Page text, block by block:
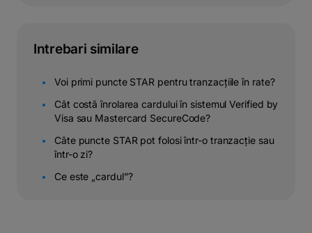
Intrebari similare
Voi primi puncte STAR pentru tranzacțiile în rate?
Cât costă înrolarea cardului în sistemul Verified by
Visa sau Mastercard SecureCode?
Câte puncte STAR pot folosi într-o tranzacție sau
într-o zi?
Ce este „cardul”?